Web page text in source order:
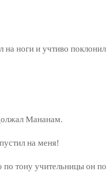
ноги и учтиво
Мананам.
на меня!
тону учительницы он